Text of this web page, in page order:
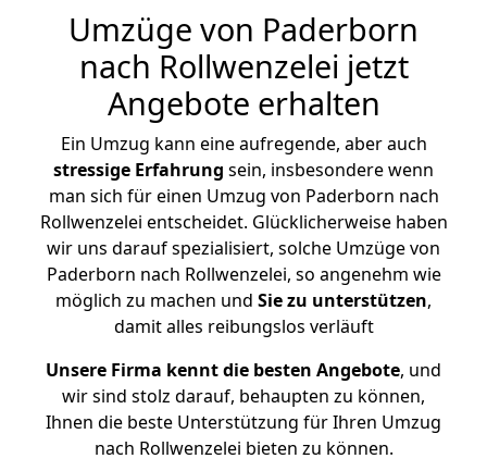
Umzüge von Paderborn
nach Rollwenzelei jetzt
Angebote erhalten
Ein Umzug kann eine aufregende, aber auch
stressige Erfahrung sein, insbesondere wenn
man sich für einen Umzug von Paderborn nach
Rollwenzelei entscheidet. Glücklicherweise haben
wir uns darauf spezialisiert, solche Umzüge von
Paderborn nach Rollwenzelei, so angenehm wie
möglich zu machen und Sie zu unterstützen,
damit alles reibungslos verläuft
Unsere Firma kennt die besten Angebote, und
wir sind stolz darauf, behaupten zu können,
Ihnen die beste Unterstützung für Ihren Umzug
nach Rollwenzelei bieten zu können.